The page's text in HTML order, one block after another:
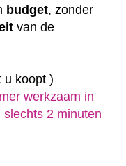
budget, zonder
van de
u koopt )
werkzaam in
2 minuten